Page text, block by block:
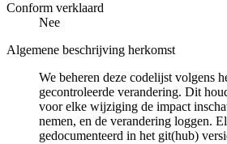
Conform verklaard
Nee
Algemene beschrijving herkomst
We beheren deze codelijst volgens
gecontroleerde verandering. Dit
voor elke wijziging de impact
nemen, en de verandering loggen.
gedocumenteerd in het git(hub)